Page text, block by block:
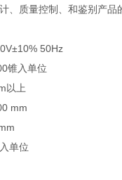
、质量控制、和鉴别产品
50Hz
锥入单位
以上
mm
单位